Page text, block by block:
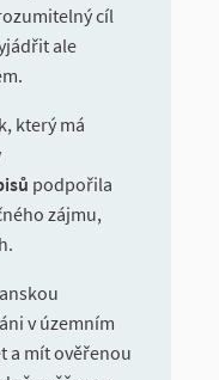
cíl
ale
který má
podpořila
zájmu,
v územním
a mít ověřenou